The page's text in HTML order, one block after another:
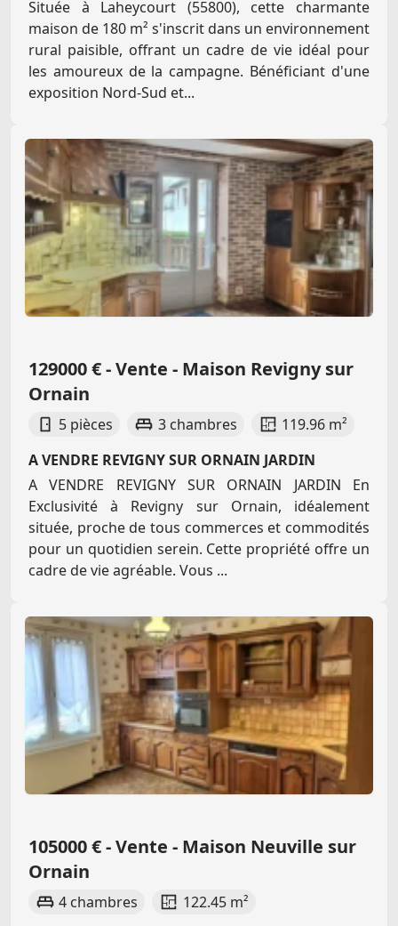
Située à Laheycourt (55800), cette charmante
maison de 180 m² s'inscrit dans un environnement
rural paisible, offrant un cadre de vie idéal pour
les amoureux de la campagne. Bénéficiant d'une
exposition Nord-Sud et...
129000 € - Vente - Maison Revigny sur
Ornain
5 pièces 3 chambres
119.96 m²
A VENDRE REVIGNY SUR ORNAIN JARDIN
A VENDRE REVIGNY SUR ORNAIN JARDIN En
Exclusivité à Revigny sur Ornain, idéalement
située, proche de tous commerces et commodités
pour un quotidien serein. Cette propriété offre un
cadre de vie agréable. Vous ...
105000 € - Vente - Maison Neuville sur
Ornain
4 chambres
122.45 m²